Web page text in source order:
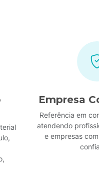
Empresa
Referência em
atendendo
e empresas